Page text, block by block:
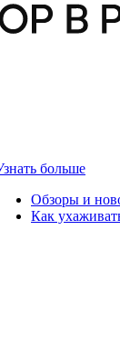
больше
Обзоры и
Как